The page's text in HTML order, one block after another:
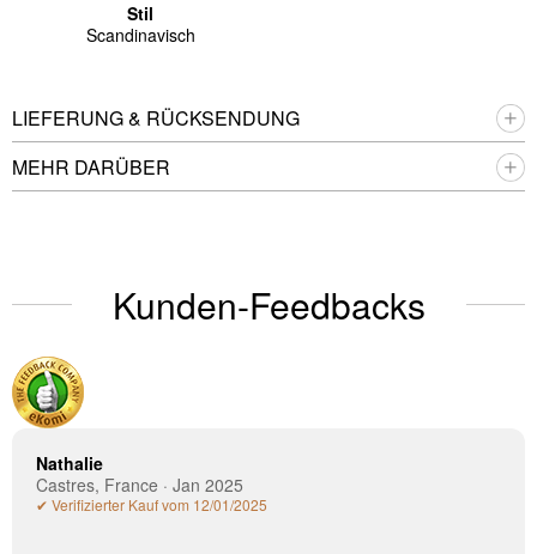
Stil
Scandinavisch
LIEFERUNG & RÜCKSENDUNG
MEHR DARÜBER
Kunden-Feedbacks
Nathalie
Castres, France · Jan 2025
✔ Verifizierter Kauf vom 12/01/2025